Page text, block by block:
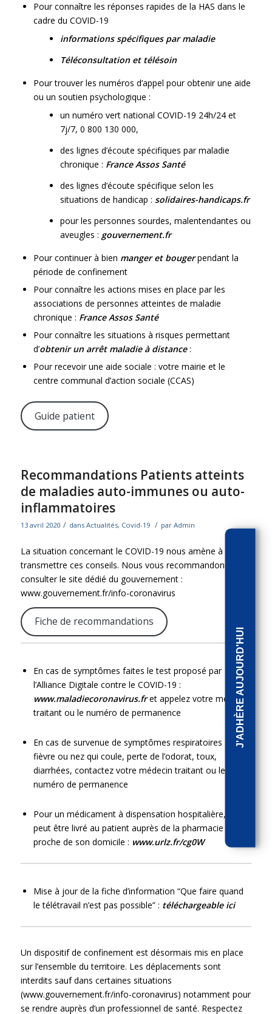
Pour connaître les réponses rapides de la HAS dans le
cadre du COVID-19
informations spécifiques par maladie
Téléconsultation et télésoin
Pour trouver les numéros d’appel pour obtenir une aide
ou un soutien psychologique :
un numéro vert national COVID-19 24h/24 et
7j/7, 0 800 130 000,
des lignes d’écoute spécifiques par maladie
chronique : France Assos Santé
des lignes d’écoute spécifique selon les
situations de handicap : solidaires-handicaps.fr
pour les personnes sourdes, malentendantes ou
aveugles : gouvernement.fr
Pour continuer à bien manger et bougerpendant la
période de confinement
Pour connaître les actions mises en place par les
associations de personnes atteintes de maladie
chronique : France Assos Santé
Pour connaître les situations à risques permettant
d’obtenir un arrêt maladie à distance:
Pour recevoir une aide sociale : votre mairie et le
centre communal d’action sociale (CCAS)
Guide patient
Recommandations Patients atteints
de maladies auto-immunes ou auto-
inflammatoires
13 avril 2020 / dans Actualités, Covid-19 / par Admin
La situation concernant le COVID-19 nous amène à vous
transmettre ces conseils. Nous vous recommandons de
consulter le site dédié du gouvernement :
www.gouvernement.fr/info-coronavirus
Fiche de recommandations
En cas de symptômes faites le test proposé par
l’Alliance Digitale contre le COVID-19 :
www.maladiecoronavirus.fret appelez votre médecin
traitant ou le numéro de permanence
En cas de survenue de symptômes respiratoires avec
fièvre ou nez qui coule, perte de l’odorat, toux,
diarrhées, contactez votre médecin traitant ou le
numéro de permanence
Pour un médicament à dispensation hospitalière, il
peut être livré au patient auprès de la pharmacie la plus
proche de son domicile : www.urlz.fr/cg0W
Mise à jour de la fiche d’information “Que faire quand
le télétravail n’est pas possible” : téléchargeable ici
Un dispositif de confinement est désormais mis en place
sur l’ensemble du territoire. Les déplacements sont
interdits sauf dans certaines situations
(www.gouvernement.fr/info-coronavirus) notamment pour
se rendre auprès d’un professionnel de santé. Respectez
J'ADHÈRE AUJOURD'HUI